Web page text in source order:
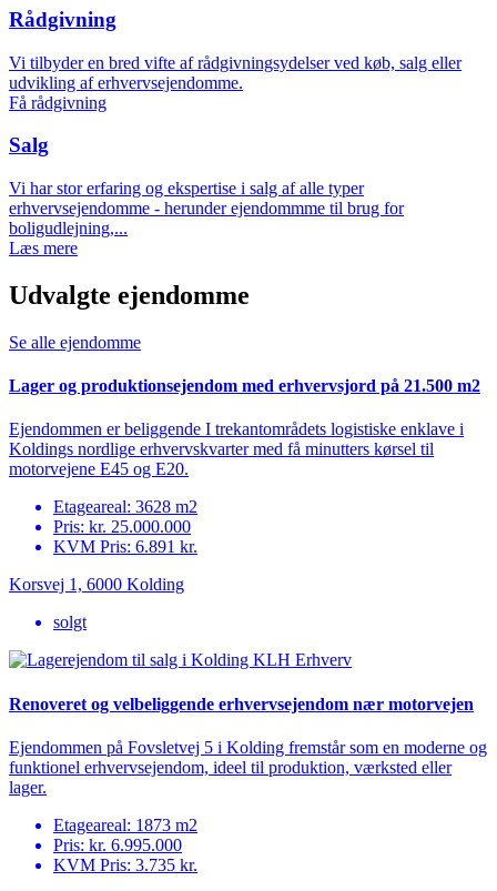
Rådgivning
Vi tilbyder en bred vifte af rådgivningsydelser ved køb, salg eller
udvikling af erhvervsejendomme.
Få rådgivning
Salg
Vi har stor erfaring og ekspertise i salg af alle typer
erhvervsejendomme - herunder ejendommme til brug for
boligudlejning,...
Læs mere
Udvalgte ejendomme
Se alle ejendomme
Lager og produktionsejendom med erhvervsjord på 21.500 m2
Ejendommen er beliggende I trekantområdets logistiske enklave i
Koldings nordlige erhvervskvarter med få minutters kørsel til
motorvejene E45 og E20.
Etageareal: 3628 m2
Pris: kr. 25.000.000
KVM Pris: 6.891 kr.
Korsvej 1, 6000 Kolding
solgt
Renoveret og velbeliggende erhvervsejendom nær motorvejen
Ejendommen på Fovsletvej 5 i Kolding fremstår som en moderne og
funktionel erhvervsejendom, ideel til produktion, værksted eller
lager.
Etageareal: 1873 m2
Pris: kr. 6.995.000
KVM Pris: 3.735 kr.